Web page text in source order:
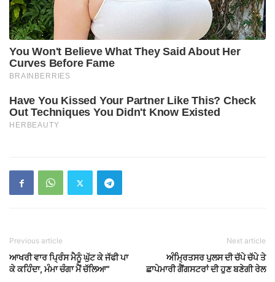
Previous article
ਆਖਰੀ ਵਾਰ ਪ੍ਰਿੰਸ ਮੈਨੂੰ ਘੁੱਟ ਕੇ ਜੱਫੀ ਪਾ
ਕੇ ਕਹਿੰਦਾ, ਮੰਮਾ ਚੰਗਾ ਮੈਂ ਚੱਲਿਆ”
Next article
ਅੰਮ੍ਰਿਤਸਰ ਪੁਲਸ ਦੀ ਚੱਪੇ ਚੱਪੇ ਤੇ
ਛਾਪੇਮਾਰੀ ਗੈਂਗਸਟਰਾਂ ਦੀ ਹੁਣ ਬਣੇਗੀ ਰੇਲ